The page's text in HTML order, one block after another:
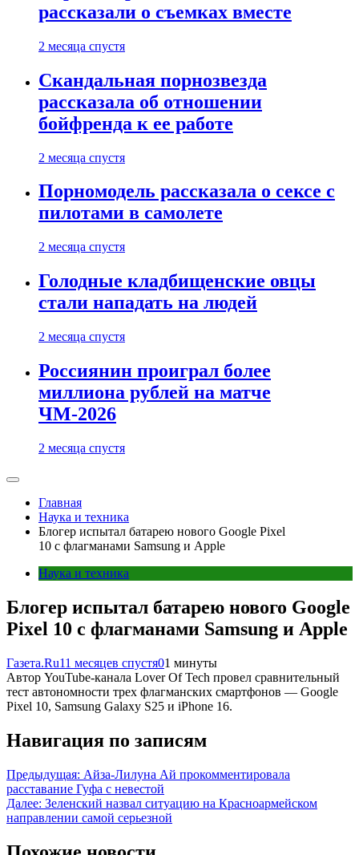
рассказали о съемках вместе
2 месяца спустя
Скандальная порнозвезда
рассказала об отношении
бойфренда к ее работе
2 месяца спустя
Порномодель рассказала о сексе с
пилотами в самолете
2 месяца спустя
Голодные кладбищенские овцы
стали нападать на людей
2 месяца спустя
Россиянин проиграл более
миллиона рублей на матче
ЧМ-2026
2 месяца спустя
Главная
Наука и техника
Блогер испытал батарею нового Google Pixel
10 с флагманами Samsung и Apple
Наука и техника
Блогер испытал батарею нового Google
Pixel 10 с флагманами Samsung и Apple
Газета.Ru11 месяцев спустя01 минуты
Автор YouTube-канала Lover Of Tech провел сравнительный
тест автономности трех флагманских смартфонов — Google
Pixel 10, Samsung Galaxy S25 и iPhone 16.
Навигация по записям
Предыдущая: Айза-Лилуна Ай прокомментировала
расставание Гуфа с невестой
Далее: Зеленский назвал ситуацию на Красноармейском
направлении самой серьезной